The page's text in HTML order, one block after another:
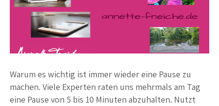
Warum es wichtig ist immer wieder eine Pause zu
machen. Viele Experten raten uns mehrmals am Tag
eine Pause von 5 bis 10 Minuten abzuhalten. Nutzt